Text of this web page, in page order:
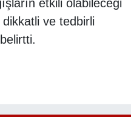
etkili olabileceği
dikkatli ve tedbirli